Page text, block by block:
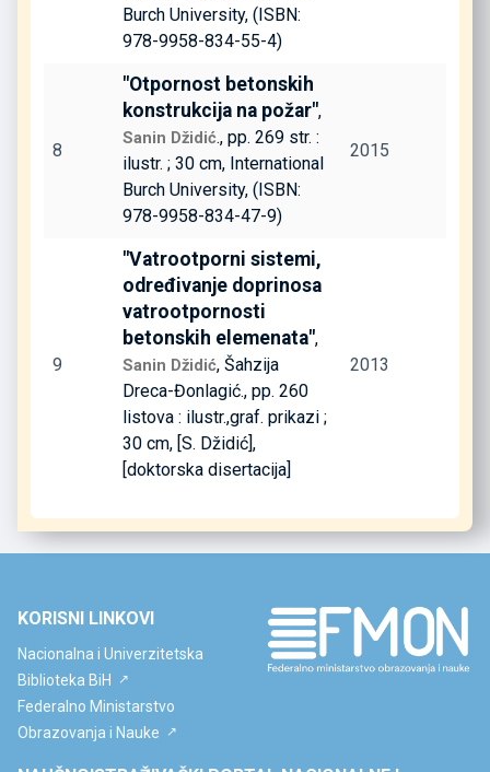
Burch University, (ISBN:
978-9958-834-55-4)
8
"Otpornost betonskih
konstrukcija na požar",
Sanin Džidić., pp. 269 str. :
ilustr. ; 30 cm, International
Burch University, (ISBN:
978-9958-834-47-9)
2015
9
"Vatrootporni sistemi,
određivanje doprinosa
vatrootpornosti
betonskih elemenata",
Sanin Džidić, Šahzija
Dreca-Đonlagić., pp. 260
listova : ilustr.,graf. prikazi ;
30 cm, [S. Džidić],
[doktorska disertacija]
2013
KORISNI LINKOVI
Nacionalna i Univerzitetska
Biblioteka BiH
Federalno Ministarstvo
Obrazovanja i Nauke